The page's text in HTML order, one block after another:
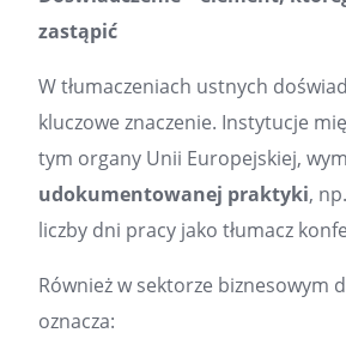
zastąpić
W tłumaczeniach ustnych
kluczowe znaczenie. Instytucje
tym organy Unii Europejskiej,
udokumentowanej praktyki,
liczby dni pracy jako tłumacz
Również w sektorze biznesowym
oznacza: